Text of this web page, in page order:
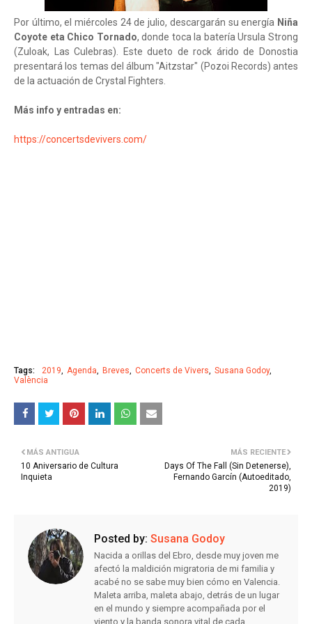
Por último, el miércoles 24 de julio, descargarán su energía Niña
Coyote eta Chico Tornado, donde toca la batería Ursula Strong
(Zuloak, Las Culebras). Este dueto de rock árido de Donostia
presentará los temas del álbum "Aitzstar" (Pozoi Records) antes
de la actuación de Crystal Fighters.
Más info y entradas en:
https://concertsdevivers.com/
Tags: 2019 Agenda Breves Concerts de Vivers
Susana Godoy
València
MÁS RECIENTE
Days Of The Fall (Sin Detenerse),
Fernando Garcín (Autoeditado,
2019)
MÁS ANTIGUA
10 Aniversario de Cultura
Inquieta
Posted by: Susana Godoy
Nacida a orillas del Ebro, desde muy joven me
afectó la maldición migratoria de mi familia y
acabé no se sabe muy bien cómo en Valencia.
Maleta arriba, maleta abajo, detrás de un lugar
en el mundo y siempre acompañada por el
viento y la banda sonora vital de cada